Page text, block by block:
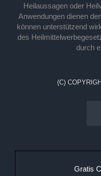
Heilaussagen oder
Anwendungen dienen
können unterstützend
des
durch
(C)
Gratis